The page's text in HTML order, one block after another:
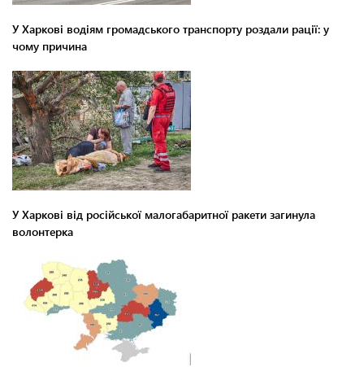
У Харкові водіям громадського транспорту роздали рації: у
чому причина
У Харкові від російської малогабаритної ракети загинула
волонтерка